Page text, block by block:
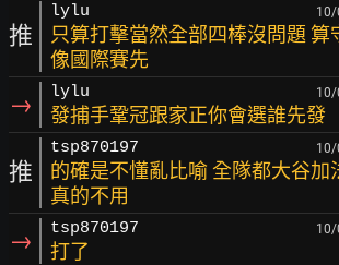
推
lylu 10/
只算打擊當然全部四棒沒問題 算
像國際賽先
→ lylu 10/
發捕手鞏冠跟家正你會選誰先發
推
tsp870197 10/
的確是不懂亂比喻 全隊都大谷加
真的不用
→ tsp870197 10/
打了